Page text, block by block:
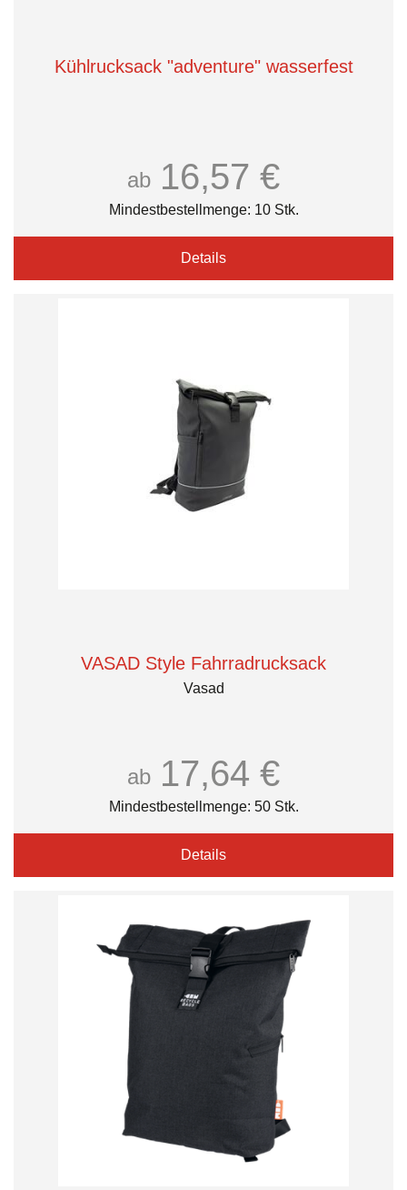
Kühlrucksack "adventure" wasserfest
ab 16,57 €
Mindestbestellmenge: 10 Stk.
Details
VASAD Style Fahrradrucksack
Vasad
ab 17,64 €
Mindestbestellmenge: 50 Stk.
Details